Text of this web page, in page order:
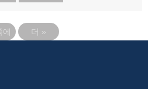
더 »